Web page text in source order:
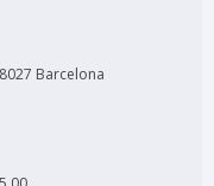
Barcelona